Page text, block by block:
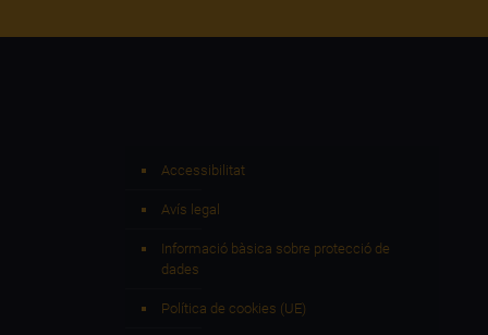
Accessibilitat
Avís legal
Informació bàsica sobre protecció de
dades
Política de cookies (UE)